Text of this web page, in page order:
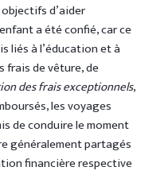
d’aider
a été confié, car ce
liés à l’éducation et à
frais de vêture, de
des frais exceptionnels,
les voyages
de conduire le moment
généralement partagés
financière respective